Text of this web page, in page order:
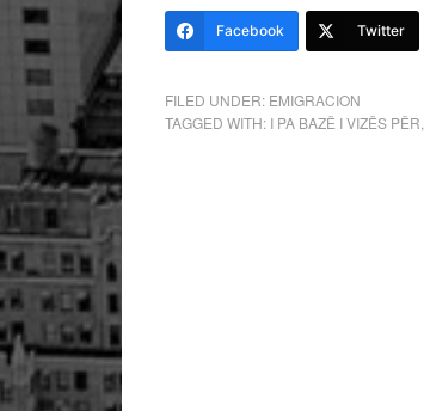
Facebook Twitter
FILED UNDER: EMIGRACION
TAGGED WITH: I PA BAZË I VIZËS PËR